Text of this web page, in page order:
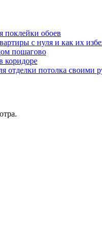
поклейки обоев
с нуля и как их
пошагово
коридоре
отделки потолка своими